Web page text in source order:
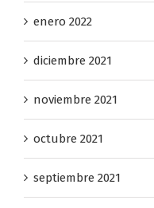
enero 2022
diciembre 2021
noviembre 2021
octubre 2021
septiembre 2021